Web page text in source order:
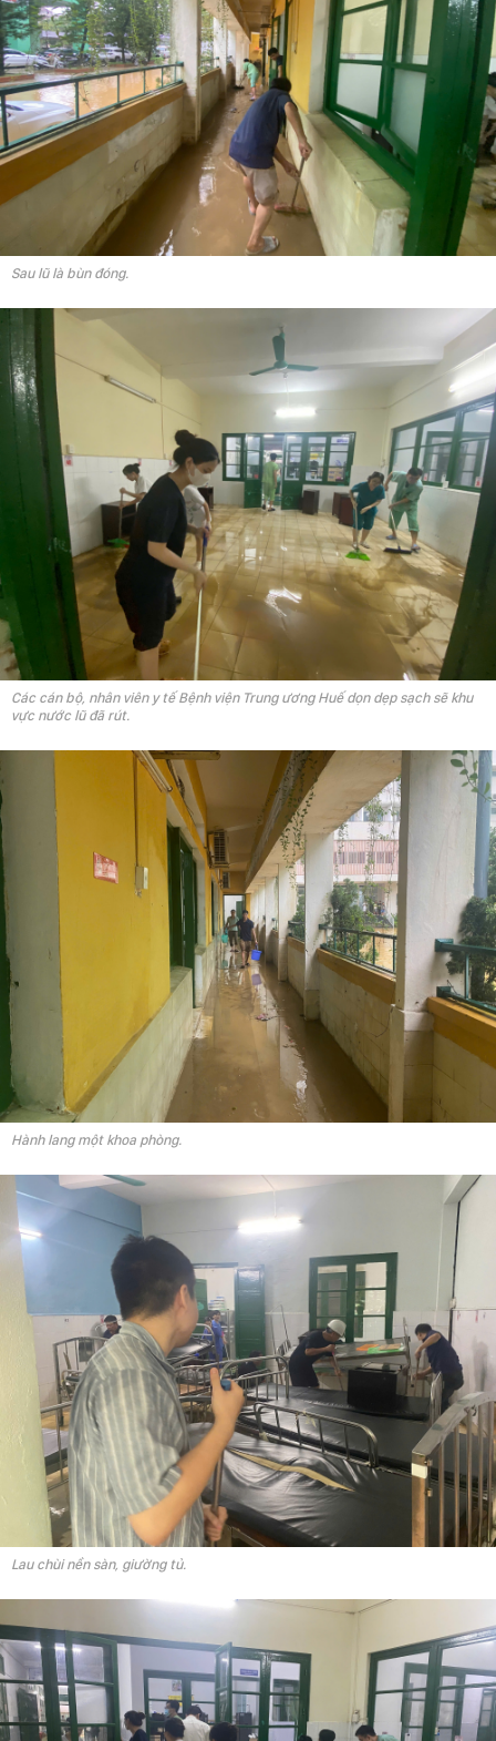
Sau lũ là bùn đóng.
Các cán bộ, nhân viên y tế Bệnh viện Trung ương Huế dọn dẹp sạch sẽ khu
vực nước lũ đã rút.
Hành lang một khoa phòng.
Lau chùi nền sàn, giường tủ.